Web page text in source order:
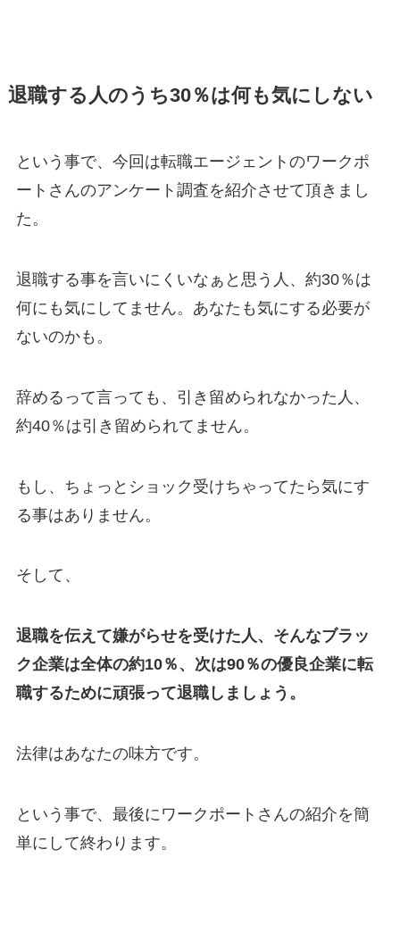
退職する人のうち30％は何も気にしない
という事で、今回は転職エージェントのワークポ
ートさんのアンケート調査を紹介させて頂きまし
た。
退職する事を言いにくいなぁと思う人、約30％は
何にも気にしてません。あなたも気にする必要が
ないのかも。
辞めるって言っても、引き留められなかった人、
約40％は引き留められてません。
もし、ちょっとショック受けちゃってたら気にす
る事はありません。
そして、
退職を伝えて嫌がらせを受けた人、そんなブラッ
ク企業は全体の約10％、次は90％の優良企業に転
職するために頑張って退職しましょう。
法律はあなたの味方です。
という事で、最後にワークポートさんの紹介を簡
単にして終わります。